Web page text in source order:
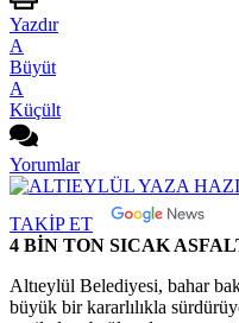
Yazdır
A
Büyüt
A
Küçült
Yorumlar
TAKİP ET
4 BİN TON SICAK
Altıeylül Belediyesi, bahar
büyük bir kararlılıkla